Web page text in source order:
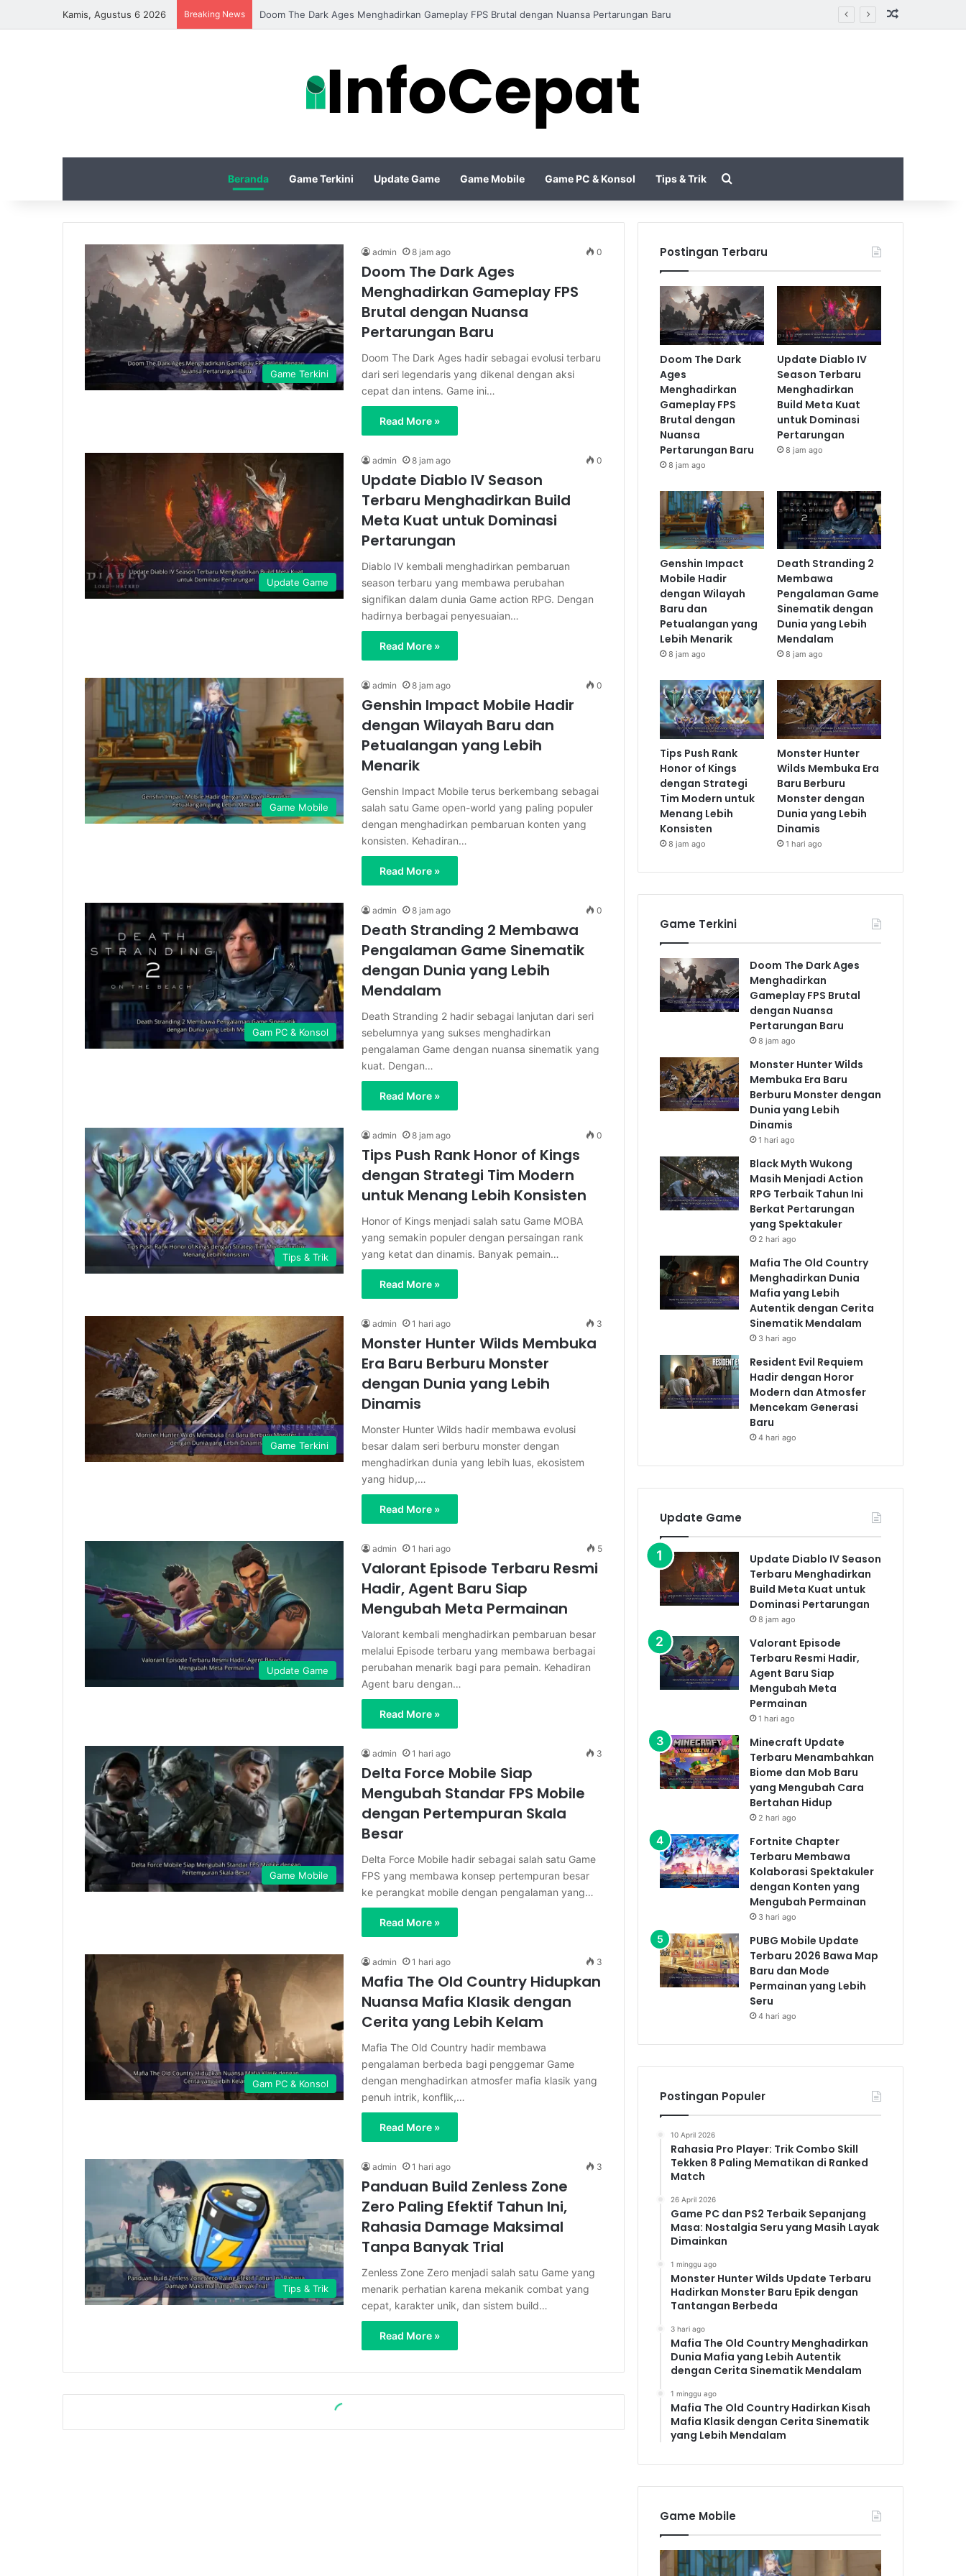
Kamis, Agustus 6 2026 Breaking News Update Diablo IV Season Terbaru Menghadirkan Build Meta Kuat untuk Dominasi Pertarungan
Beranda Game Terkini Update Game Game Mobile Game PC & Konsol Tips & Trik
Game Terkini
admin 8 jam ago 0
Doom The Dark Ages
Menghadirkan Gameplay FPS
Brutal dengan Nuansa
Pertarungan Baru
Doom The Dark Ages hadir sebagai evolusi terbaru
dari seri legendaris yang dikenal dengan aksi
cepat dan intens. Game ini…
Read More »
Update Game
admin 8 jam ago 0
Update Diablo IV Season
Terbaru Menghadirkan Build
Meta Kuat untuk Dominasi
Pertarungan
Diablo IV kembali menghadirkan pembaruan
season terbaru yang membawa perubahan
signifikan dalam dunia Game action RPG. Dengan
hadirnya berbagai penyesuaian…
Read More »
Game Mobile
admin 8 jam ago 0
Genshin Impact Mobile Hadir
dengan Wilayah Baru dan
Petualangan yang Lebih
Menarik
Genshin Impact Mobile terus berkembang sebagai
salah satu Game open-world yang paling populer
dengan menghadirkan pembaruan konten yang
konsisten. Kehadiran…
Read More »
Gam PC & Konsol
admin 8 jam ago 0
Death Stranding 2 Membawa
Pengalaman Game Sinematik
dengan Dunia yang Lebih
Mendalam
Death Stranding 2 hadir sebagai lanjutan dari seri
sebelumnya yang sukses menghadirkan
pengalaman Game dengan nuansa sinematik yang
kuat. Dengan…
Read More »
Tips & Trik
admin 8 jam ago 0
Tips Push Rank Honor of Kings
dengan Strategi Tim Modern
untuk Menang Lebih Konsisten
Honor of Kings menjadi salah satu Game MOBA
yang semakin populer dengan persaingan rank
yang ketat dan dinamis. Banyak pemain…
Read More »
Game Terkini
admin 1 hari ago 3
Monster Hunter Wilds Membuka
Era Baru Berburu Monster
dengan Dunia yang Lebih
Dinamis
Monster Hunter Wilds hadir membawa evolusi
besar dalam seri berburu monster dengan
menghadirkan dunia yang lebih luas, ekosistem
yang hidup,…
Read More »
Update Game
admin 1 hari ago 5
Valorant Episode Terbaru Resmi
Hadir, Agent Baru Siap
Mengubah Meta Permainan
Valorant kembali menghadirkan pembaruan besar
melalui Episode terbaru yang membawa berbagai
perubahan menarik bagi para pemain. Kehadiran
Agent baru dengan…
Read More »
Game Mobile
admin 1 hari ago 3
Delta Force Mobile Siap
Mengubah Standar FPS Mobile
dengan Pertempuran Skala
Besar
Delta Force Mobile hadir sebagai salah satu Game
FPS yang membawa konsep pertempuran besar
ke perangkat mobile dengan pengalaman yang…
Read More »
Gam PC & Konsol
admin 1 hari ago 3
Mafia The Old Country Hidupkan
Nuansa Mafia Klasik dengan
Cerita yang Lebih Kelam
Mafia The Old Country hadir membawa
pengalaman berbeda bagi penggemar Game
dengan menghadirkan atmosfer mafia klasik yang
penuh intrik, konflik,…
Read More »
Tips & Trik
admin 1 hari ago 3
Panduan Build Zenless Zone
Zero Paling Efektif Tahun Ini,
Rahasia Damage Maksimal
Tanpa Banyak Trial
Zenless Zone Zero menjadi salah satu Game yang
menarik perhatian karena mekanik combat yang
cepat, karakter unik, dan sistem build…
Read More »
admin 2 hari ago 4
Black Myth Wukong Masih
Tahun Ini Berkat Pertarungan
Postingan Terbaru
Doom The Dark
Ages
Menghadirkan
Gameplay FPS
Brutal dengan
Nuansa
Pertarungan Baru
8 jam ago
Update Diablo IV
Season Terbaru
Menghadirkan
Build Meta Kuat
untuk Dominasi
Pertarungan
8 jam ago
Genshin Impact
Mobile Hadir
dengan Wilayah
Baru dan
Petualangan yang
Lebih Menarik
8 jam ago
Death Stranding 2
Membawa
Pengalaman Game
Sinematik dengan
Dunia yang Lebih
Mendalam
8 jam ago
Tips Push Rank
Honor of Kings
dengan Strategi
Tim Modern untuk
Menang Lebih
Konsisten
8 jam ago
Monster Hunter
Wilds Membuka Era
Baru Berburu
Monster dengan
Dunia yang Lebih
Dinamis
1 hari ago
Game Terkini
Doom The Dark Ages
Menghadirkan
Gameplay FPS Brutal
dengan Nuansa
Pertarungan Baru
8 jam ago
Monster Hunter Wilds
Membuka Era Baru
Berburu Monster dengan
Dunia yang Lebih
Dinamis
1 hari ago
Black Myth Wukong
Masih Menjadi Action
RPG Terbaik Tahun Ini
Berkat Pertarungan
yang Spektakuler
2 hari ago
Mafia The Old Country
Menghadirkan Dunia
Mafia yang Lebih
Autentik dengan Cerita
Sinematik Mendalam
3 hari ago
Resident Evil Requiem
Hadir dengan Horor
Modern dan Atmosfer
Mencekam Generasi
Baru
4 hari ago
Update Game
Update Diablo IV Season
Terbaru Menghadirkan
Build Meta Kuat untuk
Dominasi Pertarungan
8 jam ago
Valorant Episode
Terbaru Resmi Hadir,
Agent Baru Siap
Mengubah Meta
Permainan
1 hari ago
Minecraft Update
Terbaru Menambahkan
Biome dan Mob Baru
yang Mengubah Cara
Bertahan Hidup
2 hari ago
Fortnite Chapter
Terbaru Membawa
Kolaborasi Spektakuler
dengan Konten yang
Mengubah Permainan
3 hari ago
PUBG Mobile Update
Terbaru 2026 Bawa Map
Baru dan Mode
Permainan yang Lebih
Seru
4 hari ago
Postingan Populer
10 April 2026
Rahasia Pro Player: Trik Combo Skill
Tekken 8 Paling Mematikan di Ranked
Match
26 April 2026
Game PC dan PS2 Terbaik Sepanjang
Masa: Nostalgia Seru yang Masih Layak
Dimainkan
1 minggu ago
Monster Hunter Wilds Update Terbaru
Hadirkan Monster Baru Epik dengan
Tantangan Berbeda
3 hari ago
Mafia The Old Country Menghadirkan
Dunia Mafia yang Lebih Autentik
dengan Cerita Sinematik Mendalam
1 minggu ago
Mafia The Old Country Hadirkan Kisah
Mafia Klasik dengan Cerita Sinematik
yang Lebih Mendalam
Game Mobile